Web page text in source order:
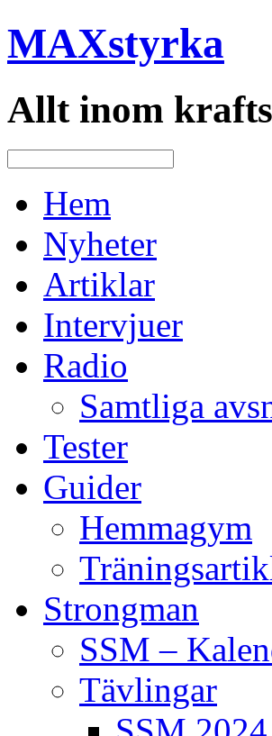
MAXstyrka
Allt inom
Hem
Nyheter
Artiklar
Intervjuer
Radio
Samtliga
Tester
Guider
Hemmagym
Strongman
SSM –
Tävlingar